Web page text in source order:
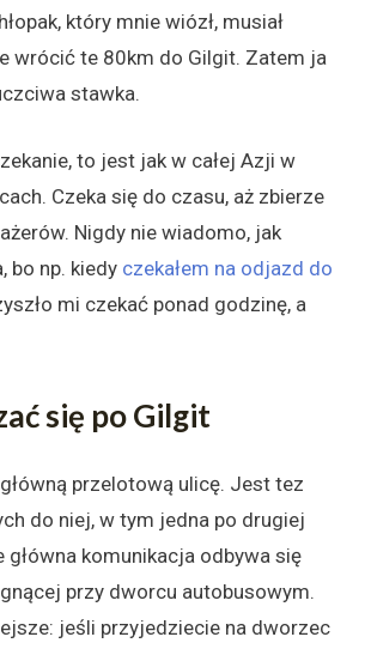
który mnie wiózł, musiał
wrócić te 80km do Gilgit. Zatem ja
stawka.
to jest jak w całej Azji w
Czeka się do czasu, aż zbierze
Nigdy nie wiadomo, jak
bo np. kiedy czekałem na odjazd do
mi czekać ponad godzinę, a
się po Gilgit
przelotową ulicę. Jest tez
do niej, w tym jedna po drugiej
główna komunikacja odbywa się
przy dworcu autobusowym.
jeśli przyjedziecie na dworzec